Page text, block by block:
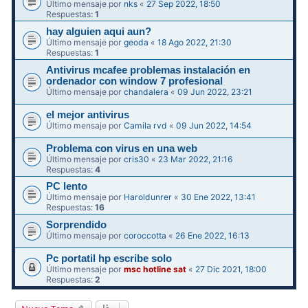
Último mensaje por nks « 27 Sep 2022, 18:50
Respuestas:1
hay alguien aqui aun?
Último mensaje porgeoda «18 Ago 2022, 21:30
Respuestas:1
Antivirus mcafee problemas instalación en
ordenador con window 7 profesional
Último mensaje porchandalera «09 Jun 2022, 23:21
el mejor antivirus
Último mensaje porCamila rvd «09 Jun 2022, 14:54
Problema con virus en una web
Último mensaje porcris30 « 23 Mar 2022, 21:16
Respuestas:4
PC lento
Último mensaje por Haroldunrer « 30 Ene 2022, 13:41
Respuestas:16
Sorprendido
Último mensaje porcoroccotta « 26 Ene 2022, 16:13
Pc portatil hp escribe solo
Último mensaje pormsc hotline sat « 27 Dic 2021, 18:00
Respuestas:2